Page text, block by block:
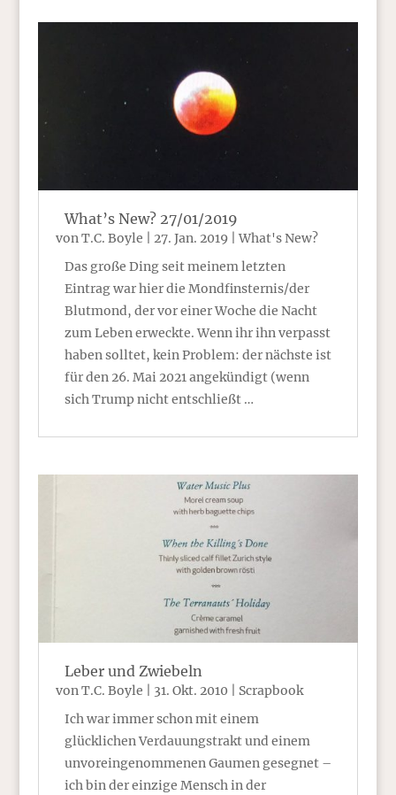
What’s New? 27/01/2019
vonT.C. Boyle 27. Jan. 2019|What's New?
Das große Ding seit meinem letzten
Eintrag war hier die Mondfinsternis/der
Blutmond, der vor einer Woche die Nacht
zum Leben erweckte. Wenn ihr ihn verpasst
haben solltet, kein Problem: der nächste ist
für den 26. Mai 2021 angekündigt (wenn
sich Trump nicht entschließt …
Leber und Zwiebeln
vonT.C. Boyle 31. Okt. 2010
Scrapbook
Ich war immer schon mit einem
glücklichen Verdauungstrakt und einem
unvoreingenommenen Gaumen gesegnet –
ich bin der einzige Mensch in der